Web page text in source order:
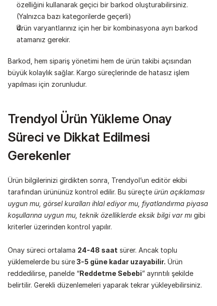
özelliğini kullanarak geçici bir barkod oluşturabilirsiniz.
(Yalnızca bazı kategorilerde geçerli)
Ürün varyantlarınız için her bir kombinasyona ayrı barkod
atamanız gerekir.
Barkod, hem sipariş yönetimi hem de ürün takibi açısından
büyük kolaylık sağlar. Kargo süreçlerinde de hatasız işlem
yapılması için zorunludur.
Trendyol Ürün Yükleme Onay
Süreci ve Dikkat Edilmesi
Gerekenler
Ürün bilgilerinizi girdikten sonra, Trendyol’un editör ekibi
tarafından ürününüz kontrol edilir. Bu süreçte ürün açıklaması
uygun mu, görsel kuralları ihlal ediyor mu, fiyatlandırma piyasa
koşullarına uygun mu, teknik özelliklerde eksik bilgi var mı gibi
kriterler üzerinden kontrol yapılır.
Onay süreci ortalama 24-48 saat sürer. Ancak toplu
yüklemelerde bu süre 3-5 güne kadar uzayabilir. Ürün
reddedilirse, panelde “Reddetme Sebebi” ayrıntılı şekilde
belirtilir. Gerekli düzenlemeleri yaparak tekrar yükleyebilirsiniz.